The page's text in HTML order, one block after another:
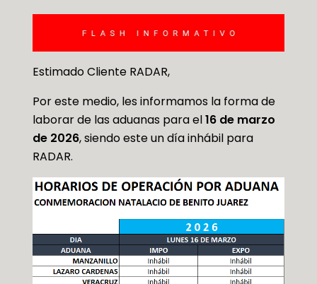
Estimado Cliente RADAR,
Por este medio, les informamos la forma de
laborar de las aduanas para el16 de marzo
de 2026, siendo este un día inhábil para
RADAR.